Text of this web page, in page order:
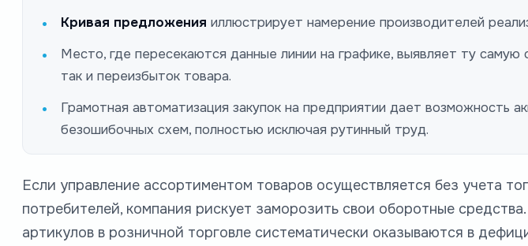
Кривая предложения иллюстрирует намерение производителей
Место, где пересекаются данные линии на графике, выявляет ту
так и переизбыток товара.
Грамотная автоматизация закупок на предприятии дает возможность
безошибочных схем, полностью исключая рутинный труд.
Если управление ассортиментом товаров осуществляется без учета
потребителей, компания рискует заморозить свои оборотные
артикулов в розничной торговле систематически оказываются в